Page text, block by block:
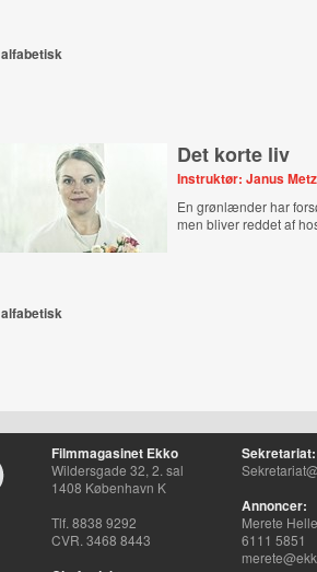
alfabetisk
Det korte liv
Instruktør: Janus Metz
En grønlænder har
men bliver reddet af
alfabetisk
Filmmagasinet Ekko
Wildersgade 32, 2. sal
1408 København K
Tlf. 8838 9292
CVR. 3468 8443
Sekretariat:
Annoncer:
Merete
6111 5851